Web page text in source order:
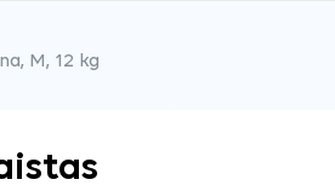
M, 12 kg